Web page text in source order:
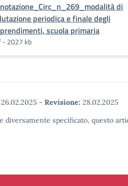
di
periodica e finale degli
scuola primaria
- 2027 kb
26.02.2025 - Revisione: 28.02.2025
diversamente specificato, questo